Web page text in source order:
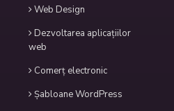
Web Design
Dezvoltarea aplicațiilor
web
Comerț electronic
Șabloane WordPress